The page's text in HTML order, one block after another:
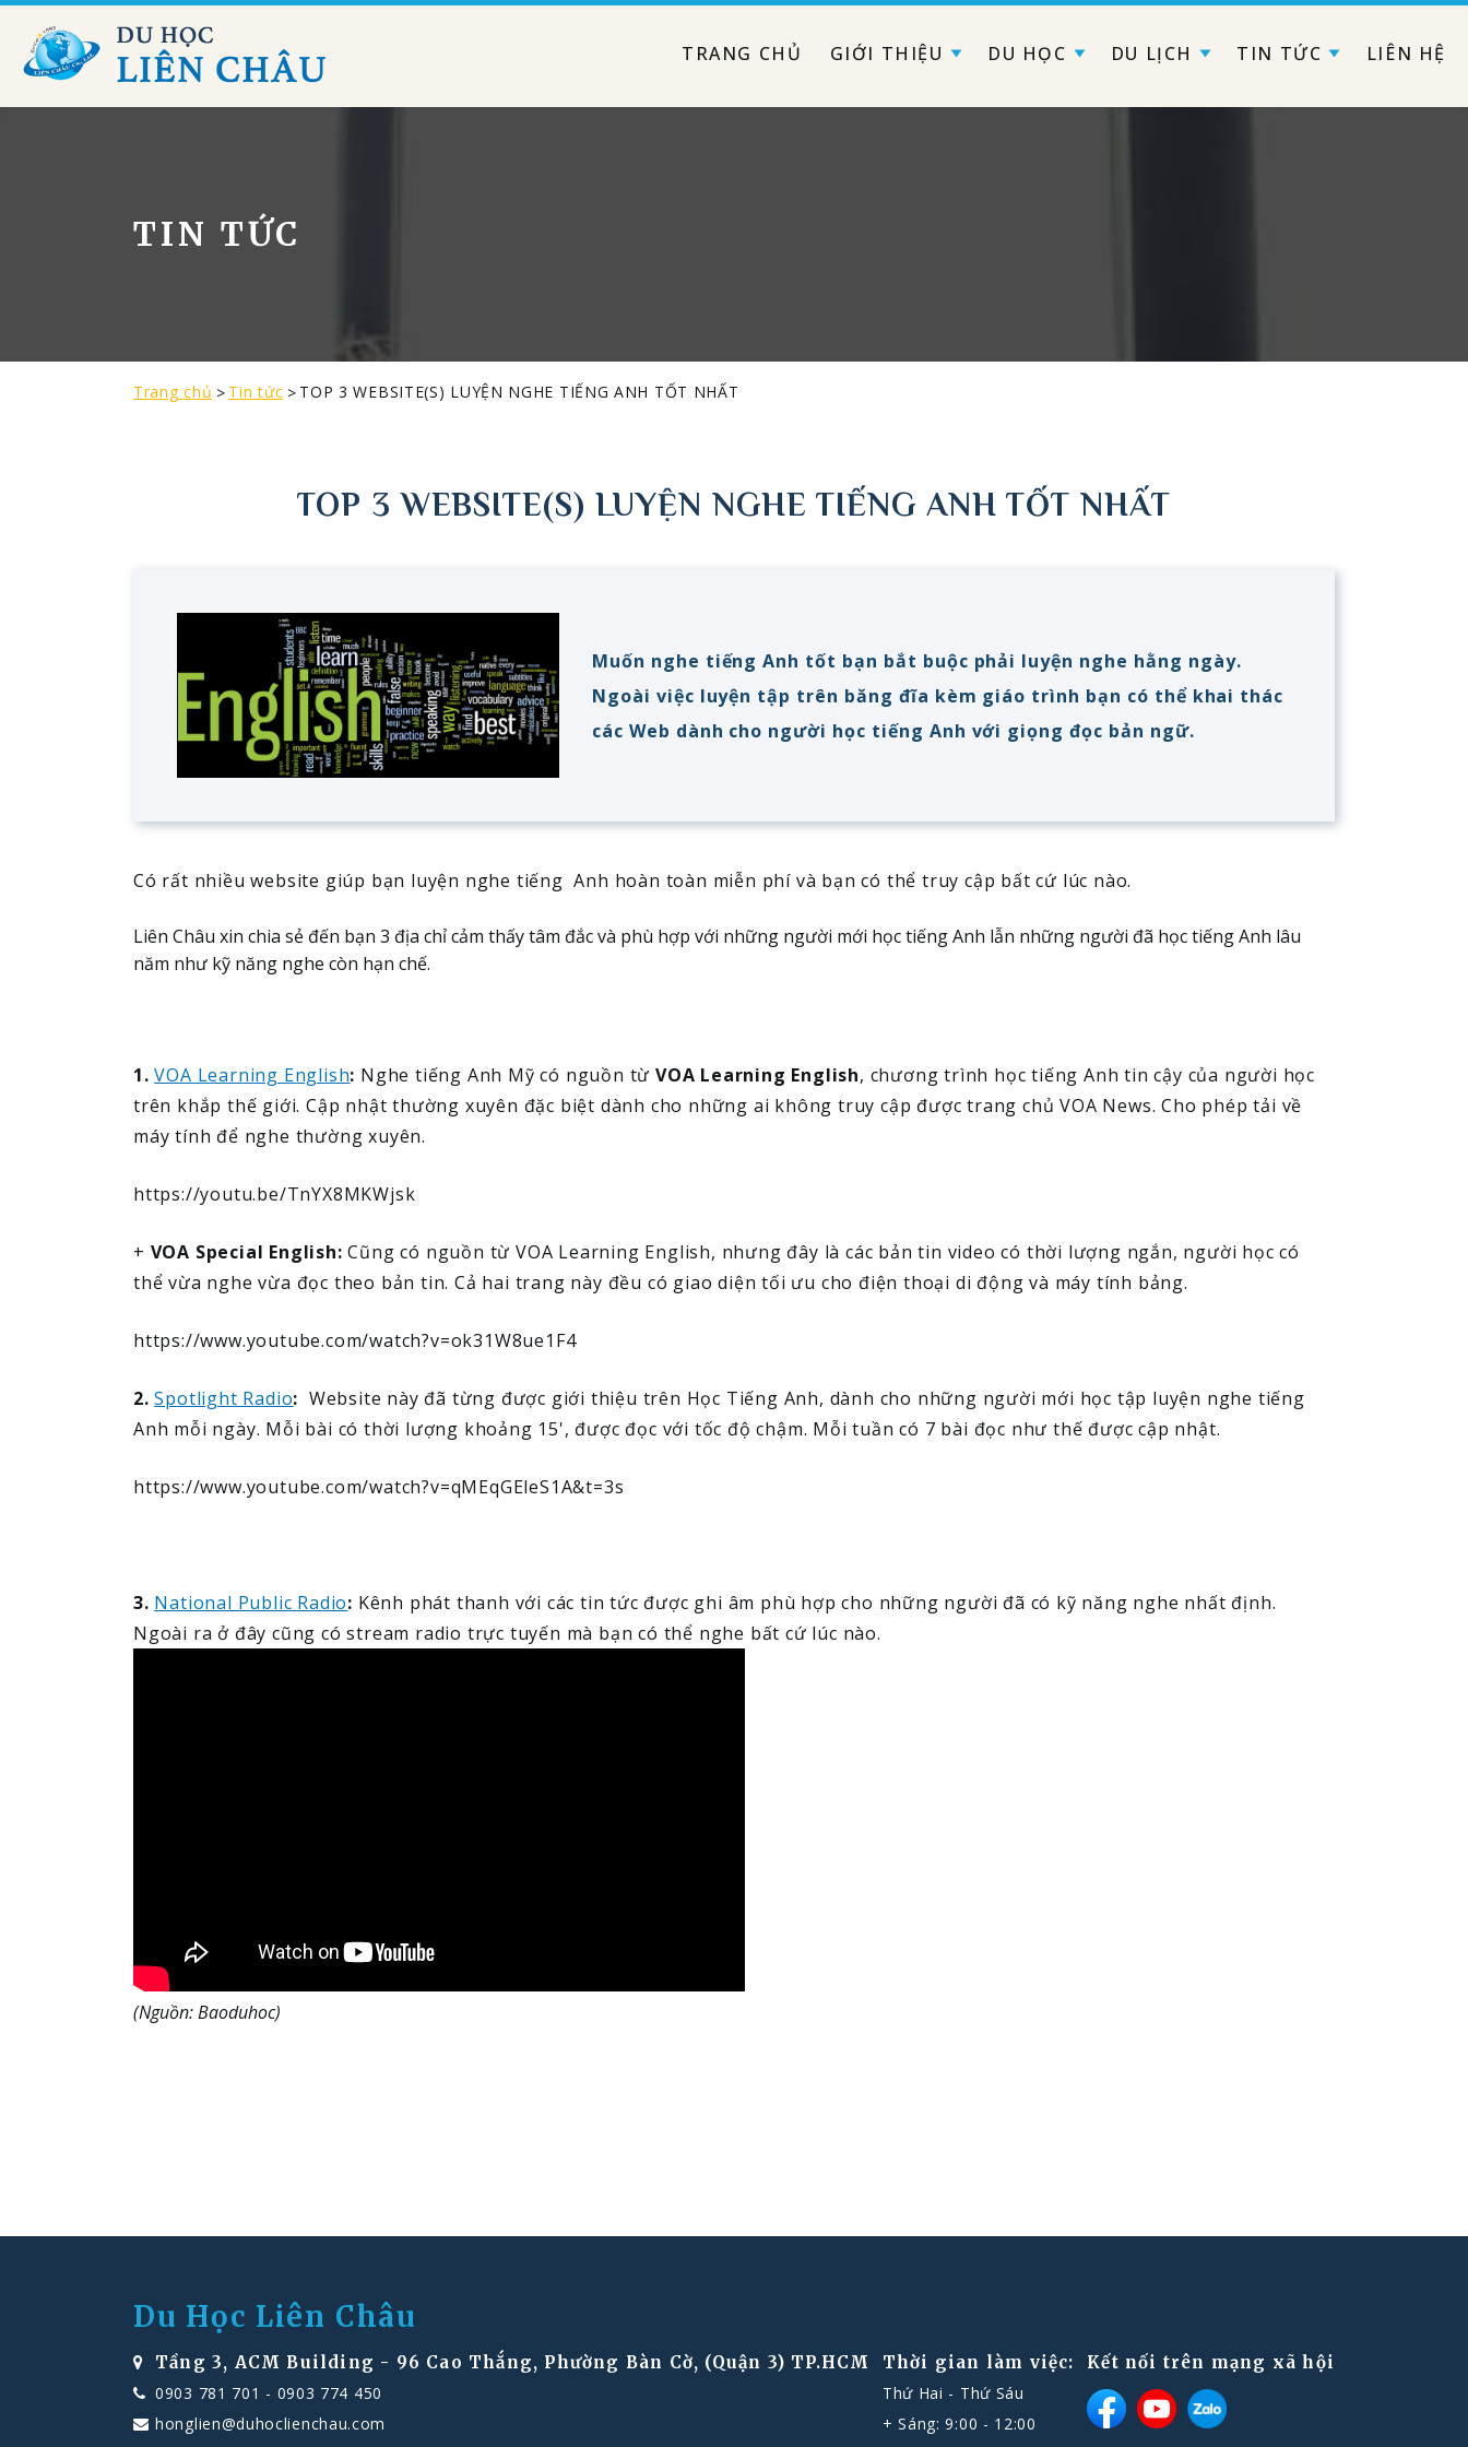
TRANG CHỦ GIỚI THIỆU DU HỌC DU LỊCH TIN TỨC LIÊN HỆ
TIN TỨC
Trang chủ Tin tức TOP 3 WEBSITE(S) LUYỆN NGHE TIẾNG ANH TỐT NHẤT
TOP 3 WEBSITE(S) LUYỆN NGHE TIẾNG ANH TỐT NHẤT
Muốn nghe tiếng Anh tốt bạn bắt buộc phải luyện nghe hằng ngày.
Ngoài việc luyện tập trên băng đĩa kèm giáo trình bạn có thể khai thác
các Web dành cho người học tiếng Anh với giọng đọc bản ngữ.
Có rất nhiều website giúp bạn luyện nghe tiếng Anh hoàn toàn miễn phí và bạn có thể truy cập bất cứ lúc nào.
Liên Châu xin chia sẻ đến bạn 3 địa chỉ cảm thấy tâm đắc và phù hợp với những người mới học tiếng Anh lẫn những người đã học tiếng Anh lâu
năm như kỹ năng nghe còn hạn chế.
1. VOA Learning English​: Nghe tiếng Anh Mỹ có nguồn từVOA Learning English, chương trình học tiếng Anh tin cậy của người học
trên khắp thế giới. Cập nhật thường xuyên đặc biệt dành cho những ai không truy cập được trang chủ VOA News. Cho phép tải về
máy tính để nghe thường xuyên.
https://youtu.be/TnYX8MKWjsk
+ VOA Special English: Cũng có nguồn từ VOA Learning English, nhưng đây là các bản tin video có thời lượng ngắn, người học có
thể vừa nghe vừa đọc theo bản tin. Cả hai trang này đều có giao diện tối ưu cho điện thoại di động và máy tính bảng.
https://www.youtube.com/watch?v=ok31W8ue1F4
2. Spotlight Radio: Website này đã từng được giới thiệu trên Học Tiếng Anh, dành cho những người mới học tập luyện nghe tiếng
Anh mỗi ngày. Mỗi bài có thời lượng khoảng 15', được đọc với tốc độ chậm. Mỗi tuần có 7 bài đọc như thế được cập nhật.
https://www.youtube.com/watch?v=qMEqGEleS1A&t=3s
3. National Public Radio: Kênh phát thanh với các tin tức được ghi âm phù hợp cho những người đã có kỹ năng nghe nhất định.
Ngoài ra ở đây cũng có stream radio trực tuyến mà bạn có thể nghe bất cứ lúc nào.
(Nguồn: Baoduhoc)
Du Học Liên Châu
Tầng 3, ACM Building - 96 Cao Thắng, Phường Bàn Cờ, (Quận 3) TP.HCM
0903 781 701 - 0903 774 450
honglien@duhoclienchau.com
Thời gian làm việc:
Thứ Hai - Thứ Sáu
+ Sáng: 9:00 - 12:00
Kết nối trên mạng xã hội